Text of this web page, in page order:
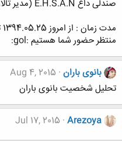
صندلی داغ E.H.S.A.N (مدیر تالارهای مهندسی معماری و هنـر)[IMG]
مدت زمان : از امروز 1394.05.25 تا ظهر روز یکشنبه 1394.06.01
منتظر حضور شما هستیم :gol:
بانوی باران Aug 4, 2015
تحلیل شخصیت بانوی باران
Arezoya
Jul 17, 2015